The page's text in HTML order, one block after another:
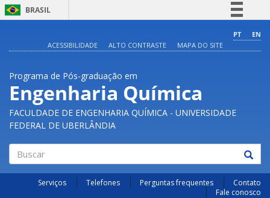
BRASIL
Comunica BR
Acesso à informação
Legislação
PT
EN
ACESSIBILIDADE
ALTO CONTRASTE MAPA DO SITE
Programa de Pós-graduação em
Engenharia Química
FACULDADE DE ENGENHARIA QUÍMICA - UNIVERSIDADE
FEDERAL DE UBERLÂNDIA
Buscar
Serviços Telefones Perguntas frequentes
Contato
Fale conosco